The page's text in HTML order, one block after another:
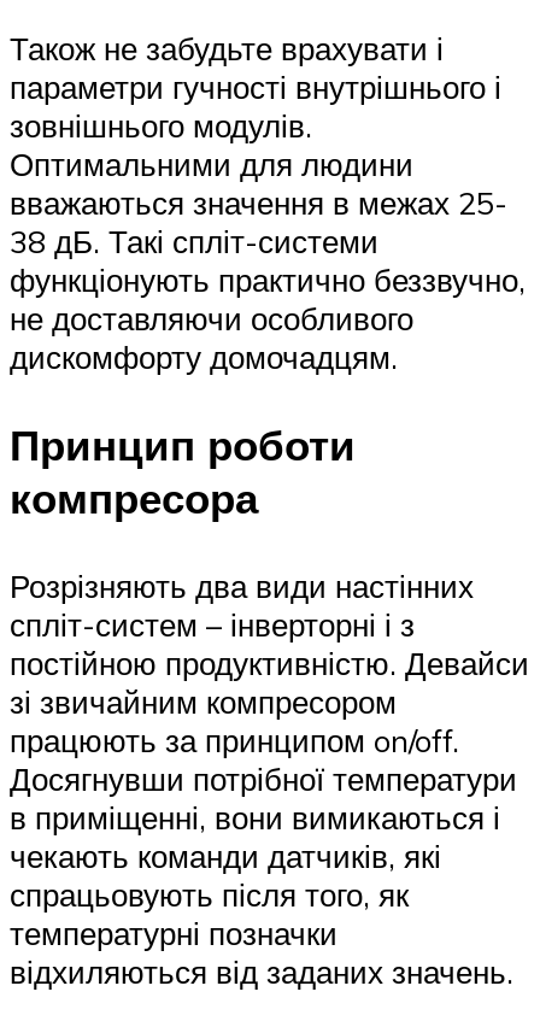
Також не забудьте врахувати і
параметри гучності внутрішнього і
зовнішнього модулів.
Оптимальними для людини
вважаються значення в межах 25-
38 дБ. Такі спліт-системи
функціонують практично беззвучно,
не доставляючи особливого
дискомфорту домочадцям.
Принцип роботи
компресора
Розрізняють два види настінних
спліт-систем – інверторні і з
постійною продуктивністю. Девайси
зі звичайним компресором
працюють за принципом on/off.
Досягнувши потрібної температури
в приміщенні, вони вимикаються і
чекають команди датчиків, які
спрацьовують після того, як
температурні позначки
відхиляються від заданих значень.